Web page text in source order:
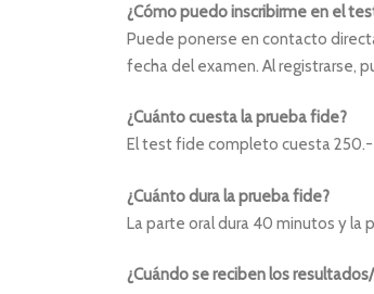
¿Cómo puedo inscribirme en el
Puede ponerse en contacto
fecha del examen. Al registrarse,
¿Cuánto cuesta la prueba fide?
El test fide completo cuesta 250.-
¿Cuánto dura la prueba fide?
La parte oral dura 40 minutos y la
¿Cuándo se reciben los